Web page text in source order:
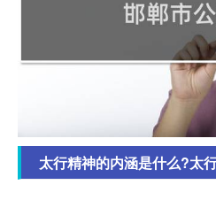
太行精神的内涵是什么?太